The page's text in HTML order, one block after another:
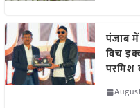
पंजाब में
विच
परमिश